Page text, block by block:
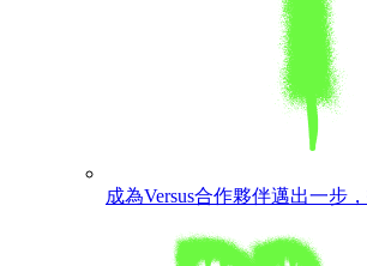
成為Versus合作夥伴邁出一步